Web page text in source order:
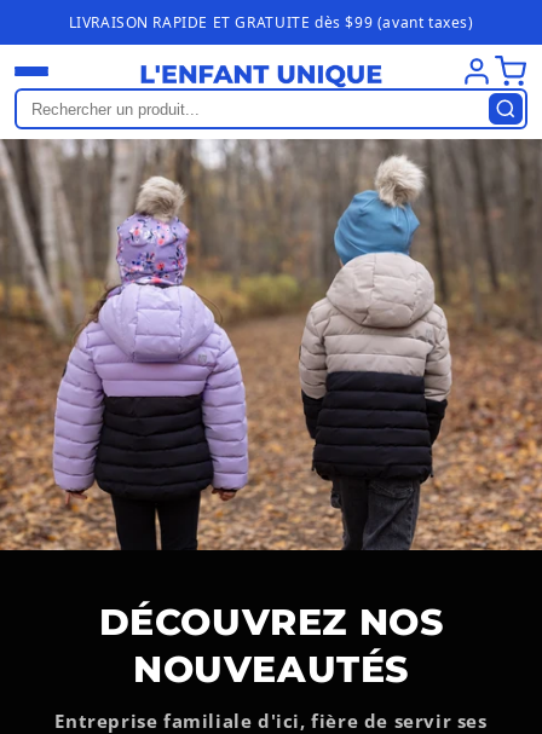
passer au
contenu
LIVRAISON RAPIDE ET GRATUITE dès $99 (avant taxes)
DÉCOUVREZ NOS
NOUVEAUTÉS
Entreprise familiale d'ici, fière de servir ses